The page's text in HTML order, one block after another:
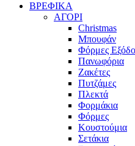
ΒΡΕΦΙΚΑ
ΑΓΟΡΙ
Christmas
Μπουφάν
Φόρμες
Πανωφόρια
Ζακέτες
Πυτζάμες
Πλεκτά
Φορμάκια
Φόρμες
Κουστούμια
Σετάκια